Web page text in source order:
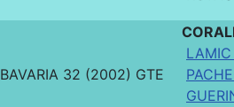
BAVARIA 32 (2002) GTE